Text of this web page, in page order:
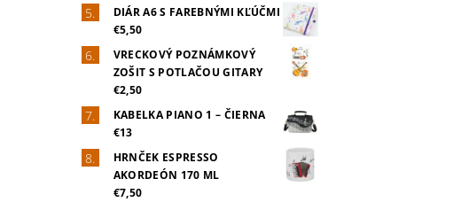
DIÁR A6 S FAREBNÝMI KĽÚČMI
€5,50
VRECKOVÝ POZNÁMKOVÝ
ZOŠIT S POTLAČOU GITARY
€2,50
KABELKA PIANO 1 – ČIERNA
€13
HRNČEK ESPRESSO
AKORDEÓN 170 ML
€7,50